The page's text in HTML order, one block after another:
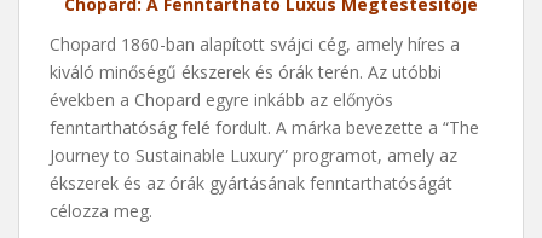
Chopard 1860-ban alapított svájci cég, amely híres a
kiváló minőségű ékszerek és órák terén. Az utóbbi
években a Chopard egyre inkább az előnyös
fenntarthatóság felé fordult. A márka bevezette a “The
Journey to Sustainable Luxury” programot, amely az
ékszerek és az órák gyártásának fenntarthatóságát
célozza meg.